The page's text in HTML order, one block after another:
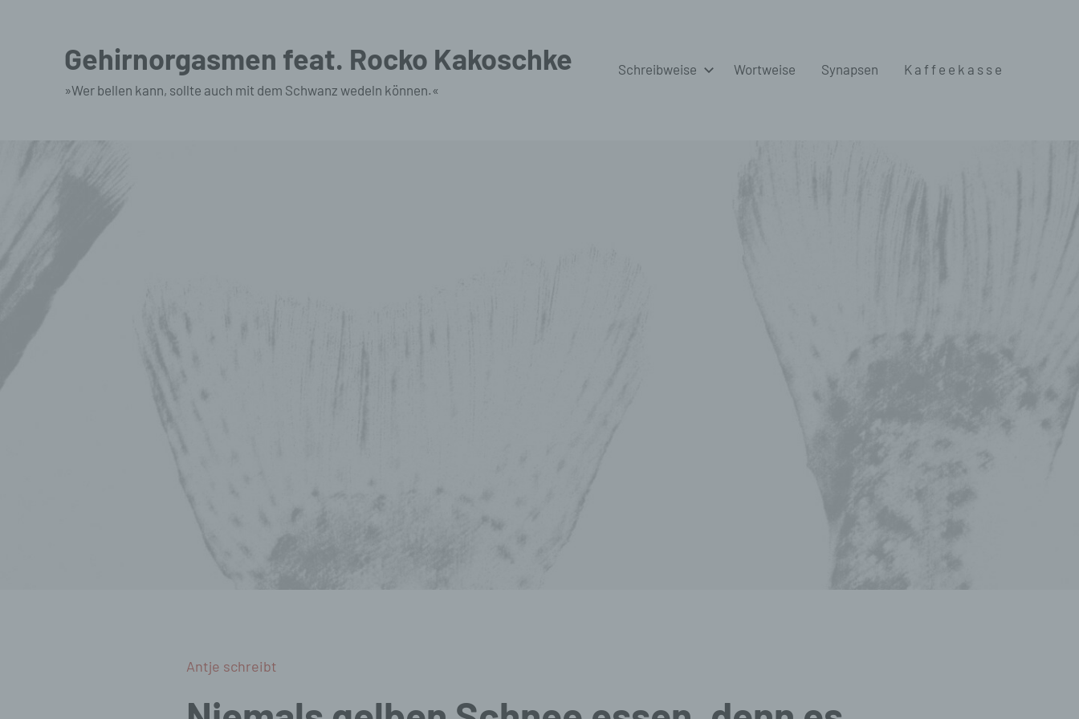
Gehirnorgasmen feat. Rocko Kakoschke
»Wer bellen kann, sollte auch mit dem Schwanz wedeln können.«
Schreibweise Wortweise Synapsen K a f f e e k a s s e
Antje schreibt